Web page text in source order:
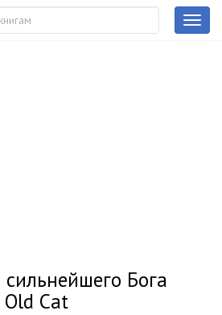
Бога
Cat